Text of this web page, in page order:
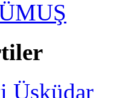
Üsküdar